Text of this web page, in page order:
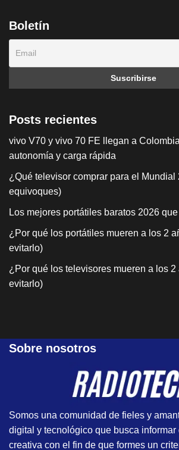
Boletín
Posts recientes
vivo V70 y vivo 70 FE llegan a
autonomía y carga rápida
¿Qué televisor comprar para el Mundial
equivoques)
Los mejores portátiles baratos 2026
¿Por qué los portátiles mueren a los 2
evitarlo)
¿Por qué los televisores mueren a los
evitarlo)
Sobre nosotros
Somos una comunidad de fieles y
digital y tecnológico que busca informar
creativa con el fin de que formes un